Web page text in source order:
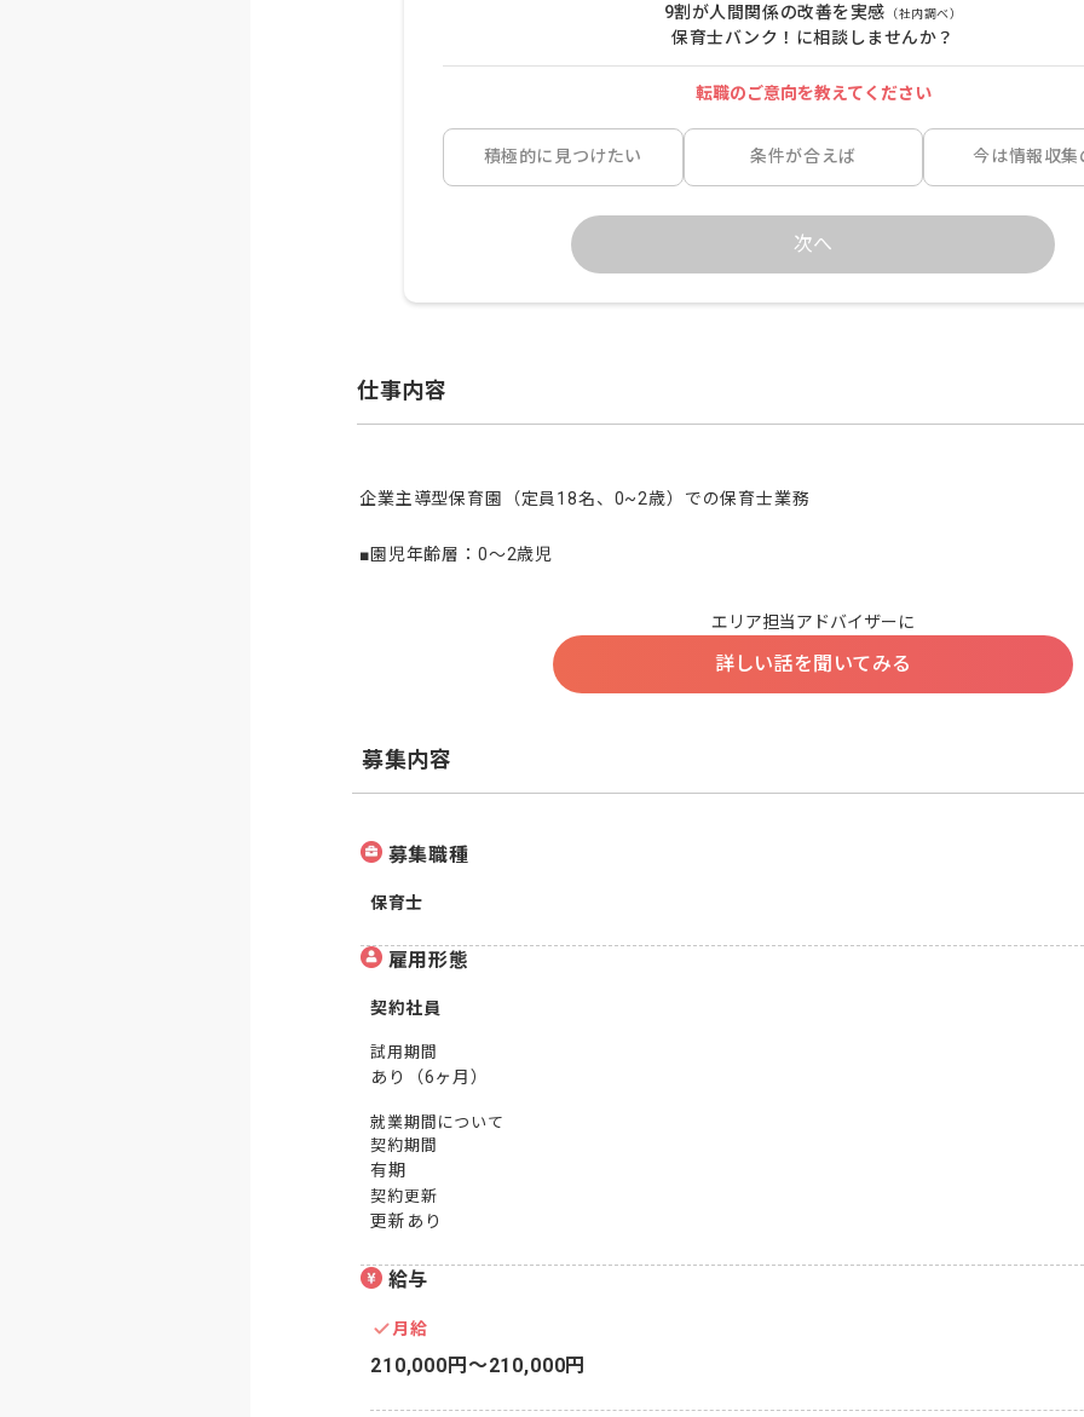
9割が人間関係の改善を実感 （社内調べ）
保育士バンク！に相談しませんか？
転職のご意向を教えてください
積極的に見つけたい 条件が合えば 今は情報収集
次へ
仕事内容
企業主導型保育園（定員18名、0~2歳）での保育士業務
■園児年齢層：0～2歳児
エリア担当アドバイザーに
詳しい話を聞いてみる
募集内容
募集職種
保育士
雇用形態
契約社員
試用期間
あり（6ヶ月）
就業期間について
契約期間
有期
契約更新
更新あり
給与
月給
210,000円〜210,000円